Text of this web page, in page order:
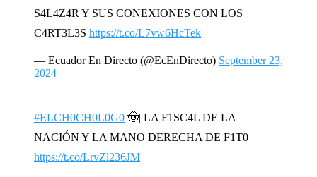
S4L4Z4R Y SUS CONEXIONES CON LOS
C4RT3L3S https://t.co/L7vw6HcTek
— Ecuador En Directo (@EcEnDirecto) September 23,
2024
#ELCH0CH0L0G0 🤠| LA F1SC4L DE LA
NACIÓN Y LA MANO DERECHA DE F1T0
https://t.co/LrvZl236JM